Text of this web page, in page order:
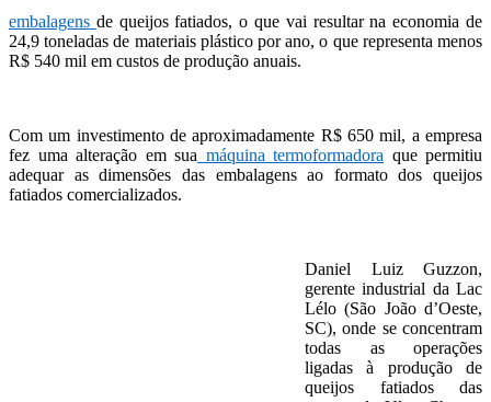
embalagens de queijos fatiados, o que vai resultar na economia de
24,9 toneladas de materiais plástico por ano, o que representa menos
R$ 540 mil em custos de produção anuais.
Com um investimento de aproximadamente R$ 650 mil, a empresa
fez uma alteração em sua máquina termoformadora que permitiu
adequar as dimensões das embalagens ao formato dos queijos
fatiados comercializados.
Daniel Luiz Guzzon,
gerente industrial da Lac
Lélo (São João d’Oeste,
SC), onde se concentram
todas as operações
ligadas à produção de
queijos fatiados das